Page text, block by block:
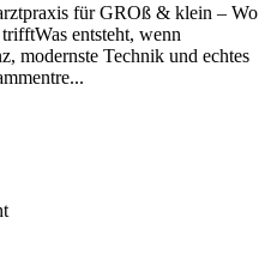
für GROß & klein – Wo
entsteht, wenn
modernste Technik und echtes